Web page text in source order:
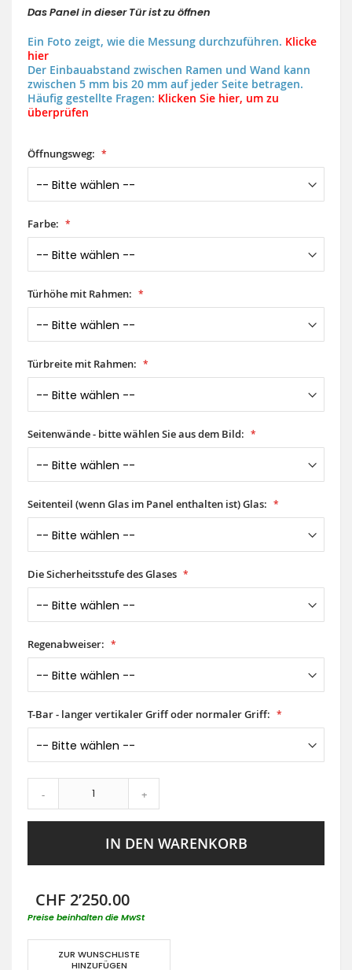
Das Panel in dieser Tür ist zu öffnen
Ein Foto zeigt, wie die Messung durchzuführen. Klicke
hier
Der Einbauabstand zwischen Ramen und Wand kann
zwischen 5 mm bis 20 mm auf jeder Seite betragen.
Häufig gestellte Fragen: Klicken Sie hier, um zu
überprüfen
Öffnungsweg:
Farbe:
Türhöhe mit Rahmen:
Türbreite mit Rahmen:
Seitenwände - bitte wählen Sie aus dem Bild:
Seitenteil (wenn Glas im Panel enthalten ist) Glas:
Die Sicherheitsstufe des Glases
Regenabweiser:
T-Bar - langer vertikaler Griff oder normaler Griff:
- +
IN DEN WARENKORB
CHF 2’250.00
Preise beinhalten die MwSt
ZUR WUNSCHLISTE
HINZUFÜGEN